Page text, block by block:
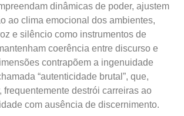
dinâmicas de poder, ajustem
ao clima emocional dos ambientes,
e silêncio como instrumentos de
coerência entre discurso e
contrapõem a ingenuidade
“autenticidade brutal”, que,
frequentemente destrói carreiras ao
com ausência de discernimento.